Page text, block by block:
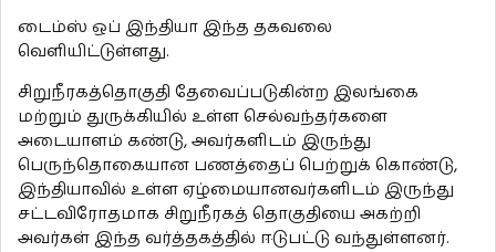
டைம்ஸ் ஒப் இந்தியா இந்த தகவலை
வெளியிட்டுள்ளது.
சிறுநீரகத்தொகுதி தேவைப்படுகின்ற இலங்கை
மற்றும் துருக்கியில் உள்ள செல்வந்தர்களை
அடையாளம் கண்டு, அவர்களிடம் இருந்து
பெருந்தொகையான பணத்தைப் பெற்றுக் கொண்டு,
இந்தியாவில் உள்ள ஏழ்மையானவர்களிடம் இருந்து
சட்டவிரோதமாக சிறுநீரகத் தொகுதியை அகற்றி
அவர்கள் இந்த வர்த்தகத்தில் ஈடுபட்டு வந்துள்ளனர்.